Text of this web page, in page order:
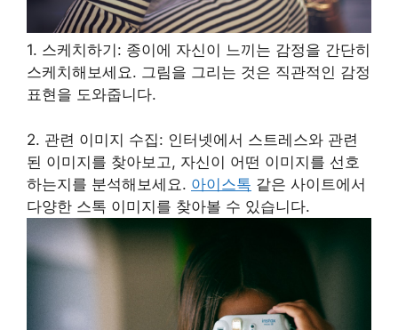
1. 스케치하기: 종이에 자신이 느끼는 감정을 간단히
스케치해보세요. 그림을 그리는 것은 직관적인 감정
표현을 도와줍니다.
2. 관련 이미지 수집: 인터넷에서 스트레스와 관련
된 이미지를 찾아보고, 자신이 어떤 이미지를 선호
하는지를 분석해보세요. 아이스톡 같은 사이트에서
다양한 스톡 이미지를 찾아볼 수 있습니다.